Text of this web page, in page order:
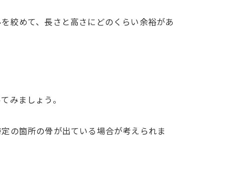
絞めて、長さと高さにどのくらい余裕があ
みましょう。
の箇所の骨が出ている場合が考えられま